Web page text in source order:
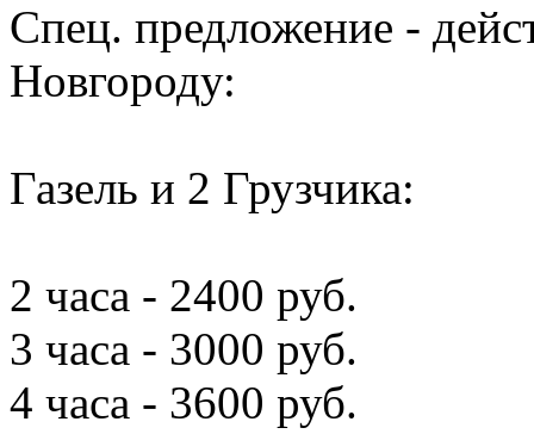
Спец. предложение -
Новгороду:
Газель и 2 Грузчика:
2 часа - 2400 руб.
3 часа - 3000 руб.
4 часа - 3600 руб.